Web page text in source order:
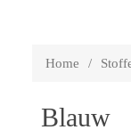
Home /
Blauw